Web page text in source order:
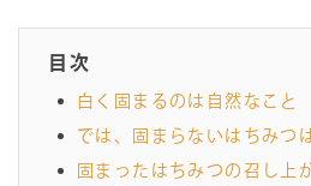
o
k
目次
白く固まるのは自然なこと
では、固まらないはちみつ
固まったはちみつの召し上